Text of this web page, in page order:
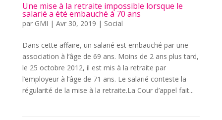
Une mise à la retraite impossible lorsque le
salarié a été embauché à 70 ans
par GMI | Avr 30, 2019 | Social
Dans cette affaire, un salarié est embauché par une
association à l’âge de 69 ans. Moins de 2 ans plus tard,
le 25 octobre 2012, il est mis à la retraite par
l’employeur à l’âge de 71 ans. Le salarié conteste la
régularité de la mise à la retraite.La Cour d’appel fait...